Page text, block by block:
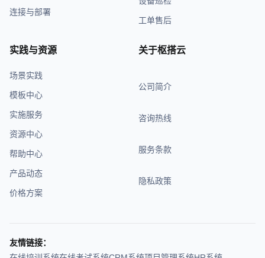
连接与部署
工单售后
实践与资源
场景实践
模板中心
实施服务
资源中心
帮助中心
产品动态
价格方案
关于枢搭云
公司简介
咨询热线
服务条款
隐私政策
友情链接：